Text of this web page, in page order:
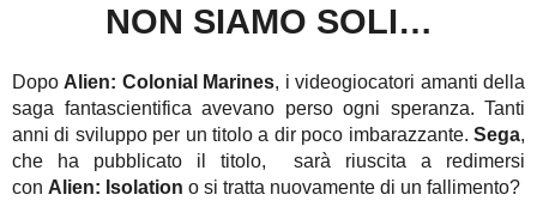
NON SIAMO SOLI…
Dopo Alien: Colonial Marines, i videogiocatori amanti della
saga fantascientifica avevano perso ogni speranza. Tanti
anni di sviluppo per un titolo a dir poco imbarazzante. Sega,
che ha pubblicato il titolo, sarà riuscita a redimersi
con Alien: Isolation o si tratta nuovamente di un fallimento?